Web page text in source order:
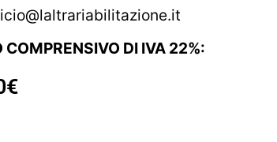
COMPRENSIVO DI IVA 22%:
€